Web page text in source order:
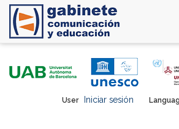
User Iniciar sesión